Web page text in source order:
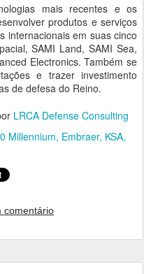
mais recentes e os
produtos e serviços
internacionais em suas cinco
SAMI Land, SAMI Sea,
Electronics. ‎Também se
e trazer investimento
de defesa do Reino.
LRCA Defense Consulting
Millennium Embraer KSA
comentário